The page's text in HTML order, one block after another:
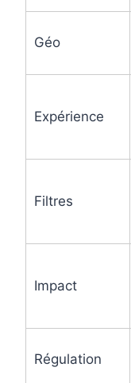
Géo
Expérience
Filtres
Impact
Régulation